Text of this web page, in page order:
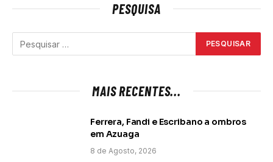
PESQUISA
MAIS RECENTES...
Ferrera, Fandi e Escribano a ombros
em Azuaga
8 de Agosto, 2026